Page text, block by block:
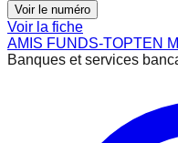
Voir le numéro
Voir la fiche
AMIS FUNDS-TOPTEN
Banques et services